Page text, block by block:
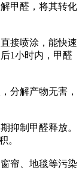
甲醛，将其转化
接喷涂，能快速
1小时内，甲醛
分解产物无害，
抑制甲醛释放。
。
帘、地毯等污染